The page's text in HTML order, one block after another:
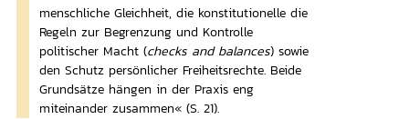
menschliche Gleichheit, die konstitutionelle die
Regeln zur Begrenzung und Kontrolle
politischer Macht (checks and balances) sowie
den Schutz persönlicher Freiheitsrechte. Beide
Grundsätze hängen in der Praxis eng
miteinander zusammen« (S. 21).